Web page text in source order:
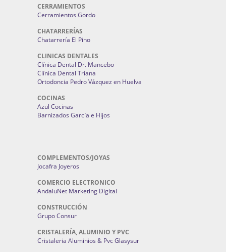
CERRAMIENTOS
Cerramientos Gordo
CHATARRERÍAS
Chatarrería El Pino
CLINICAS DENTALES
Clínica Dental Dr. Mancebo
Clínica Dental Triana
Ortodoncia Pedro Vázquez en Huelva
COCINAS
Azul Cocinas
Barnizados García e Hijos
COMPLEMENTOS/JOYAS
Jocafra Joyeros
COMERCIO ELECTRONICO
AndaluNet Marketing Digital
CONSTRUCCIÓN
Grupo Consur
CRISTALERÍA, ALUMINIO Y PVC
Cristaleria Aluminios & Pvc Glasysur